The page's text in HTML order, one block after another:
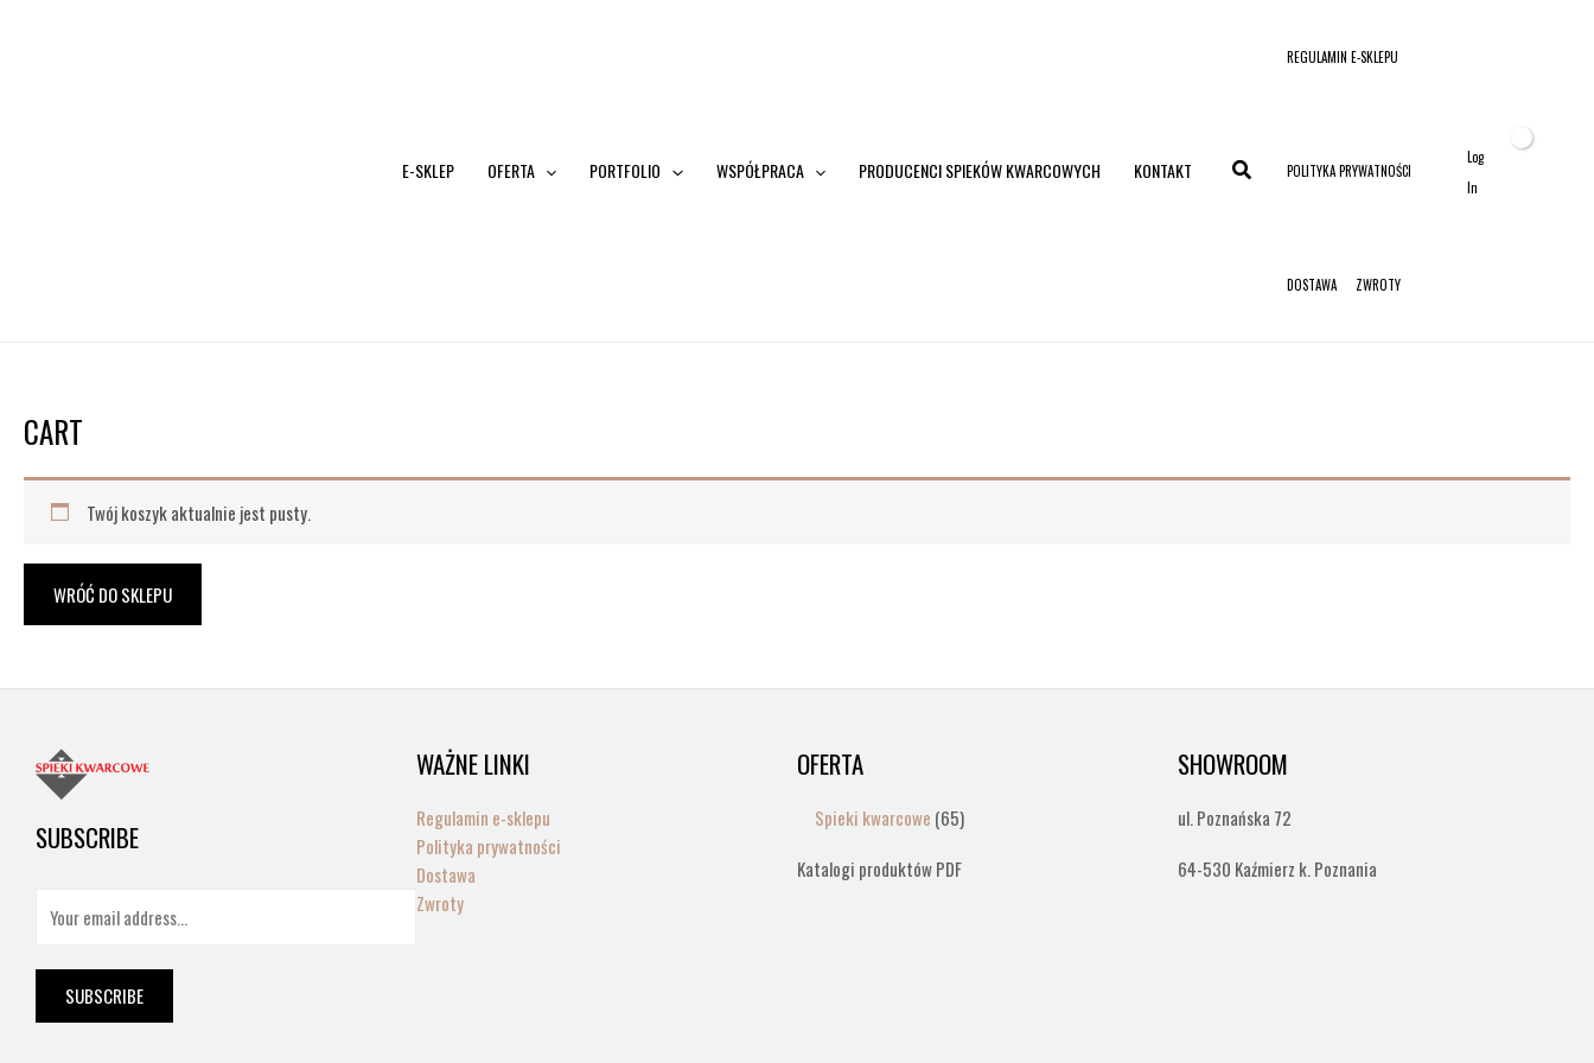
E-SKLEP OFERTA PORTFOLIO WSPÓŁPRACA PRODUCENCI SPIEKÓW KWARCOWYCH KONTAKT
REGULAMIN E-SKLEPU
POLITYKA PRYWATNOŚCI
DOSTAWA ZWROTY
Log
In
CART
Twój koszyk aktualnie jest pusty.
WRÓĆ DO SKLEPU
SUBSCRIBE
SUBSCRIBE
WAŻNE LINKI
Regulamin e-sklepu
Polityka prywatności
Dostawa
Zwroty
OFERTA
Spieki kwarcowe 65
Katalogi produktów PDF
SHOWROOM
ul. Poznańska 72
64-530 Kaźmierz k. Poznania